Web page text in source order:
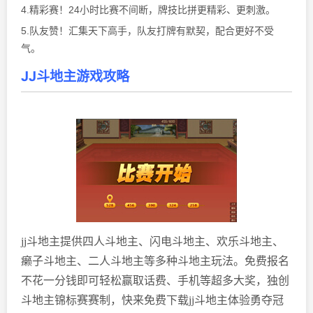
4.精彩赛！24小时比赛不间断，牌技比拼更精彩、更刺激。
5.队友赞！汇集天下高手，队友打牌有默契，配合更好不受
气。
JJ斗地主游戏攻略
jj斗地主提供四人斗地主、闪电斗地主、欢乐斗地主、
癞子斗地主、二人斗地主等多种斗地主玩法。免费报名
不花一分钱即可轻松赢取话费、手机等超多大奖，独创
斗地主锦标赛赛制，快来免费下载jj斗地主体验勇夺冠